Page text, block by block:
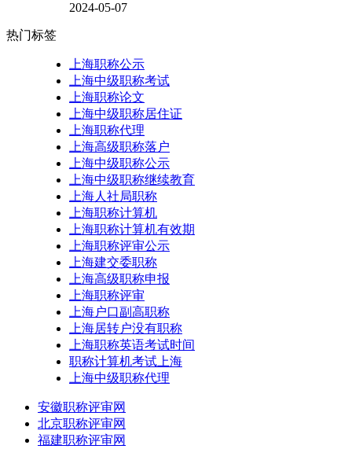
2024-05-07
热门标签
上海职称公示
上海中级职称考试
上海职称论文
上海中级职称居住证
上海职称代理
上海高级职称落户
上海中级职称公示
上海中级职称继续教育
上海人社局职称
上海职称计算机
上海职称计算机有效期
上海职称评审公示
上海建交委职称
上海高级职称申报
上海职称评审
上海户口副高职称
上海居转户没有职称
上海职称英语考试时间
职称计算机考试上海
上海中级职称代理
安徽职称评审网
北京职称评审网
福建职称评审网